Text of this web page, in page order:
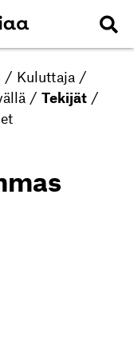
/ Kuluttaja /
/ Tekijät /